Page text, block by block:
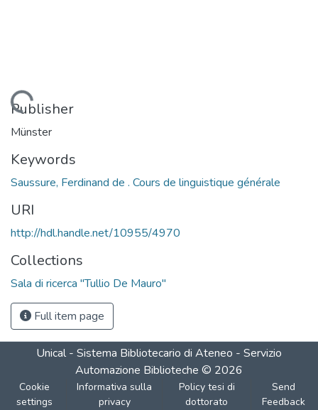
Loading...
Publisher
Münster
Keywords
Saussure, Ferdinand de . Cours de linguistique générale
URI
http://hdl.handle.net/10955/4970
Collections
Sala di ricerca "Tullio De Mauro"
Full item page
Unical - Sistema Bibliotecario di Ateneo - Servizio
Automazione Biblioteche © 2026
Cookie
settings
Informativa sulla
privacy
Policy tesi di
dottorato
Send
Feedback